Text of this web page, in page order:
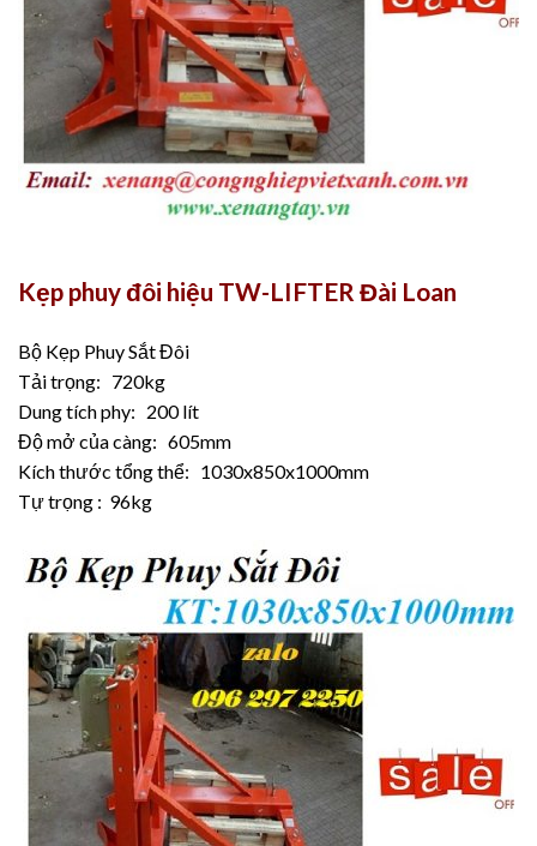
Kẹp phuy đôi hiệu TW-LIFTER Đài Loan
Bộ Kẹp Phuy Sắt Đôi
Tải trọng: 720kg
Dung tích phy: 200 lít
Độ mở của càng: 605mm
Kích thước tổng thể: 1030x850x1000mm
Tự trọng : 96kg